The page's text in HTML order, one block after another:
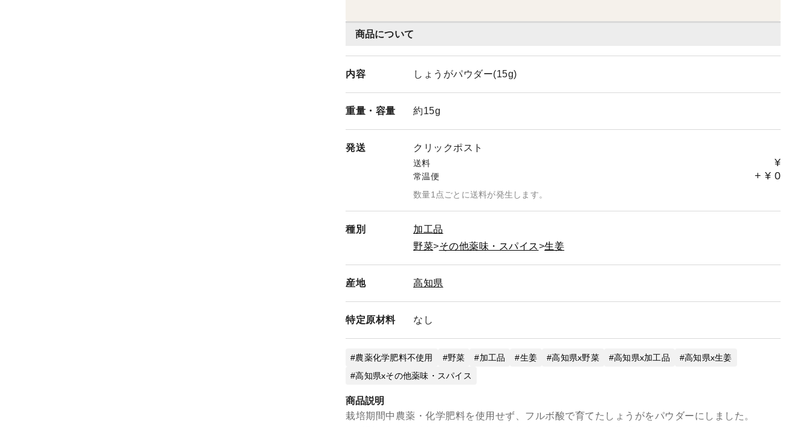
商品について
内容 しょうがパウダー(15g)
重量・ 容量 約15g
発送 クリックポスト
送料 ¥
常温便 + ¥ 0
数量1点ごとに送料が発生します。
種別
加工品
野菜
その他薬味・スパイス 生姜
産地 高知県
特定原材料 なし
農薬化学肥料不使用 野菜 加工品 生姜 高知県x野菜 高知県x加工品
高知県x生姜
高知県xその他薬味・スパイス
商品説明
栽培期間中農薬・化学肥料を使用せず、フルボ酸で育てたしょうがをパウダーにしました。